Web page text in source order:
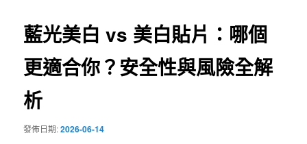
藍光美白 vs 美白貼片：哪個
更適合你？安全性與風險全解
析
發佈日期:2026-06-14